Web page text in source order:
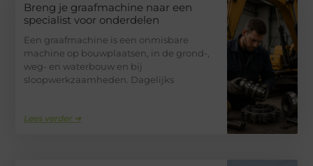
Breng je graafmachine naar een
specialist voor onderdelen
Een graafmachine is een onmisbare
machine op bouwplaatsen, in de grond-,
weg- en waterbouw en bij
sloopwerkzaamheden. Dagelijks
Lees verder ➜